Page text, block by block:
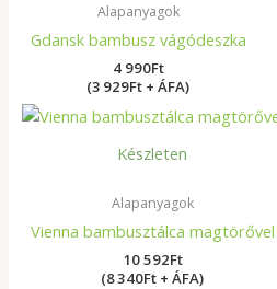
Alapanyagok
Gdansk bambusz vágódeszka
4 990Ft
(3 929Ft + ÁFA)
Készleten
Alapanyagok
Vienna bambusztálca magtörővel
10 592Ft
(8 340Ft + ÁFA)